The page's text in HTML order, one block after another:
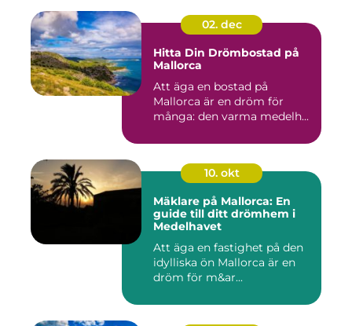
02. dec
Hitta Din Drömbostad på
Mallorca
Att äga en bostad på
Mallorca är en dröm för
många: den varma medelh...
10. okt
Mäklare på Mallorca: En
guide till ditt drömhem i
Medelhavet
Att äga en fastighet på den
idylliska ön Mallorca är en
dröm för m&ar...